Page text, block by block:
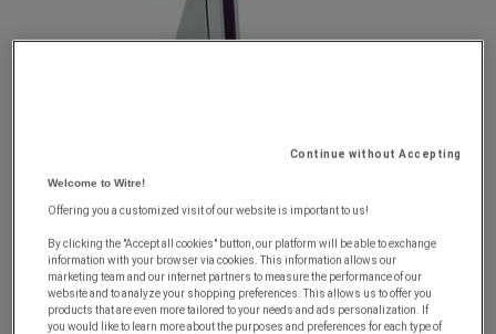
Continue without Accepting
Welcome to Witre!
Offering you a customized visit of our website is important to us!
By clicking the "Accept all cookies" button, our platform will be able to exchange
information with your browser via cookies. This information allows our
marketing team and our internet partners to measure the performance of our
website and to analyze your shopping preferences. This allows us to offer you
products that are even more tailored to your needs and ads personalization. If
you would like to learn more about the purposes and preferences for each type of